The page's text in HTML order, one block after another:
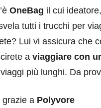
OneBag il cui
tutti i trucchi per
Lui vi assicura che
a viaggiare con
più lunghi. Da
grazie a Polyvore